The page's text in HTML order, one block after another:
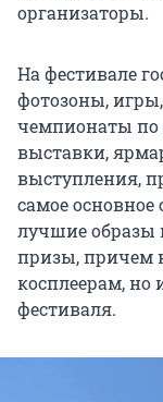
организаторы.
На фестивале
фотозоны,
чемпионаты по
выставки,
выступления,
самое
лучшие
призы, причем
косплеерам,
фестиваля.